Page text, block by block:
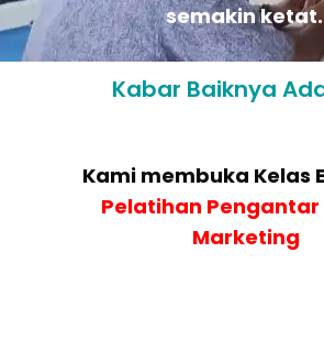
semakin
Kabar Baiknya
Kami membuka Kelas
Pelatihan
Marketing